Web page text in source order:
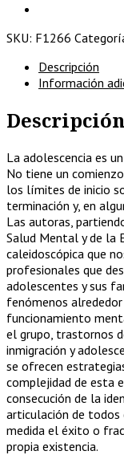
cantidad
SKU: F1266
Descripción
Información
Descripción
La adolescencia es
No tiene un
los límites de inicio
terminación y, en
Las autoras,
Salud Mental y de la
caleidoscópica que
profesionales que
adolescentes y sus
fenómenos
funcionamiento
el grupo, trastornos
inmigración y
se ofrecen
complejidad de esta
consecución de la
articulación de todos
medida el éxito o
propia existencia.